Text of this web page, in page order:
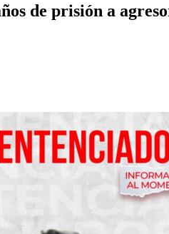
de prisión a